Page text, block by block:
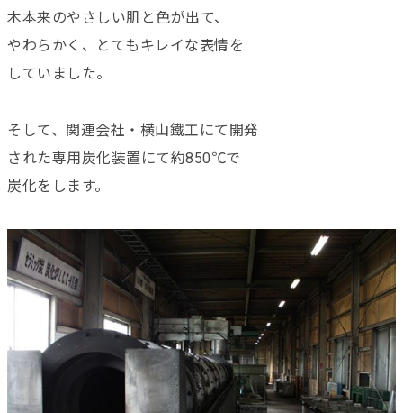
木本来のやさしい肌と色が出て、
やわらかく、とてもキレイな表情を
していました。
そして、関連会社・横山鐵工にて開発
された専用炭化装置にて約850℃で
炭化をします。